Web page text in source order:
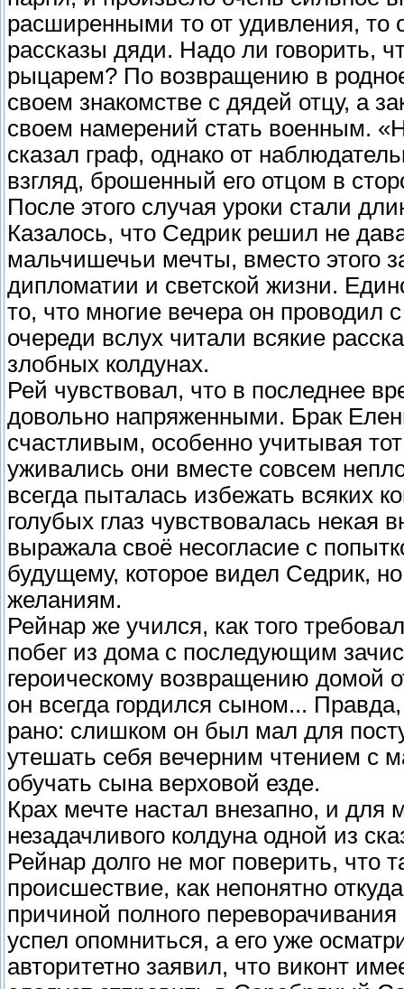
расширенными то от удивления, то
рассказы дяди. Надо ли говорить,
рыцарем? По возвращению в
своем знакомстве с дядей отцу, а
своем намерений стать военным.
сказал граф, однако от
взгляд, брошенный его отцом в
После этого случая уроки стали
Казалось, что Седрик решил не
мальчишечьи мечты, вместо этого
дипломатии и светской жизни.
то, что многие вечера он проводил
очереди вслух читали всякие
злобных колдунах.
Рей чувствовал, что в последнее
довольно напряженными. Брак
счастливым, особенно учитывая
уживались они вместе совсем
всегда пыталась избежать всяких
голубых глаз чувствовалась некая
выражала своё несогласие с
будущему, которое видел Седрик,
желаниям.
Рейнар же учился, как того
побег из дома с последующим
героическому возвращению домой
он всегда гордился сыном...
рано: слишком он был мал для
утешать себя вечерним чтением с
обучать сына верховой езде.
Крах мечте настал внезапно, и
незадачливого колдуна одной из
Рейнар долго не мог поверить, что
происшествие, как непонятно
причиной полного
успел опомниться, а его уже
авторитетно заявил, что виконт